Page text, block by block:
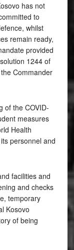
has not
to
whilst
remain ready,
provided
1244 of
Commander
of the COVID-
measures
Health
personnel and
facilities and
and checks
temporary
Kosovo
of being